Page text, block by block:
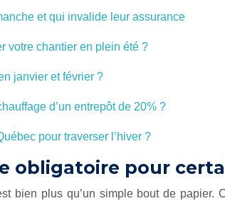
et qui invalide leur assurance
votre chantier en plein été ?
janvier et février ?
d’un entrepôt de 20% ?
pour traverser l’hiver ?
obligatoire pour
bien plus qu’un simple bout de papier.